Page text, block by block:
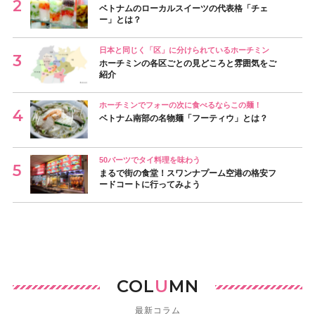
ベトナムのローカルスイーツの代表格「チェ
ー」とは？
日本と同じく「区」に分けられているホーチミン
ホーチミンの各区ごとの見どころと雰囲気をご
紹介
ホーチミンでフォーの次に食べるならこの麺！
ベトナム南部の名物麺「フーティウ」とは？
50バーツでタイ料理を味わう
まるで街の食堂！スワンナプーム空港の格安フ
ードコートに行ってみよう
COLUMN
最新コラム